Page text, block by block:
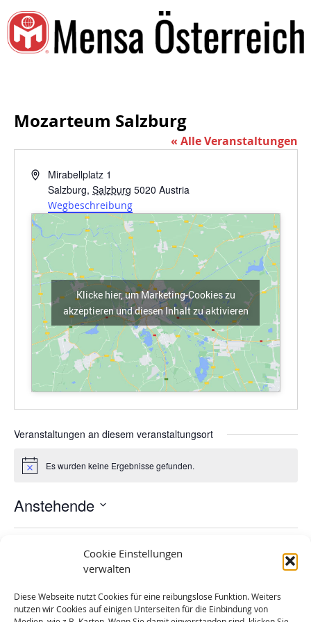
Cookie Einstellungen
verwalten
Diese Webseite nutzt Cookies für eine reibungslose Funktion. Weiters
nutzen wir Cookies auf einigen Unterseiten für die Einbindung von
Mozarteum Salzburg
« Alle Veranstaltungen
AdresseMirabellplatz 1
Salzburg, Salzburg 5020 Austria
Wegbeschreibung
Klicke hier, um Marketing-Cookies zu
akzeptieren und diesen Inhalt zu aktivieren
Veranstaltungen an diesem veranstaltungsort
HinweisEs wurden keine Ergebnisse gefunden.
Anstehende
Datum
Veranstaltungen Heute Nächste
Kalender abonnieren